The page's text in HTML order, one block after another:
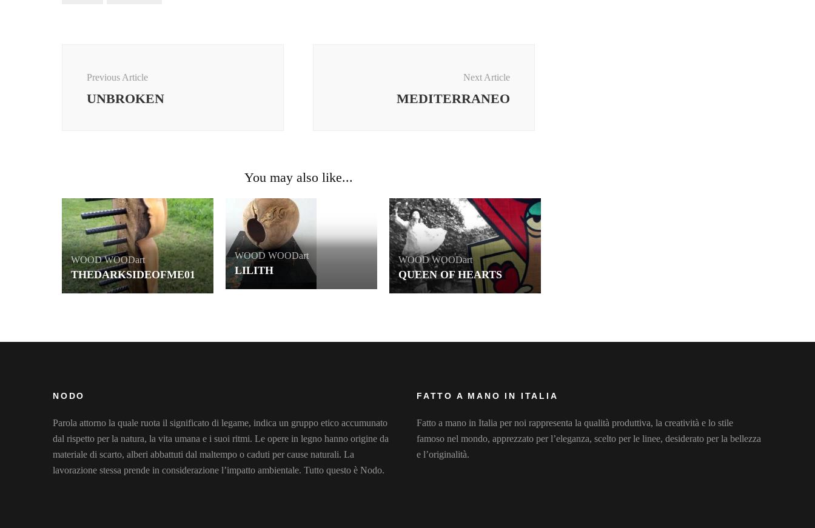
Previous Article
UNBROKEN
Next Article
MEDITERRANEO
You may also like...
WOOD WOODart
THEDARKSIDEOFME01
WOOD WOODart
LILITH
WOOD WOODart
QUEEN OF HEARTS
NODO
Parola attorno la quale ruota il significato di legame, indica un gruppo etico accumunato
dal rispetto per la natura, la vita umana e i suoi ritmi. Le opere in legno hanno origine da
materiale di scarto, alberi abbattuti dal maltempo o caduti per cause naturali. La
lavorazione stessa prende in considerazione l’impatto ambientale. Tutto questo è Nodo.
FATTO A MANO IN ITALIA
Fatto a mano in Italia per noi rappresenta la qualità produttiva, la creatività e lo stile
famoso nel mondo, apprezzato per l’eleganza, scelto per le linee, desiderato per la bellezza
e l’originalità.